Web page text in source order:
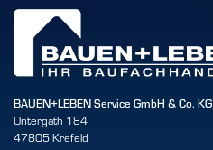
BAUEN+LEBEN Service GmbH & Co. KG
Untergath 184
47805 Krefeld